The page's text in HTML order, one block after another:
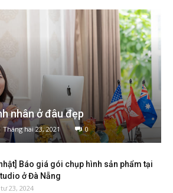
nhân ở đâu đẹp
Tháng hai 23, 2021 0
Báo giá gói chụp hình sản phẩm tại
ở Đà Nẵng
23, 2024